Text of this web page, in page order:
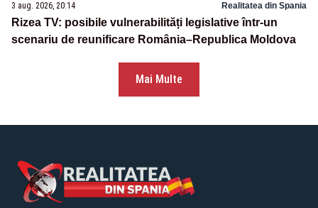
3 aug. 2026, 20:14 Realitatea din Spania
Rizea TV: posibile vulnerabilități legislative într-un
scenariu de reunificare România–Republica Moldova
Mai Multe